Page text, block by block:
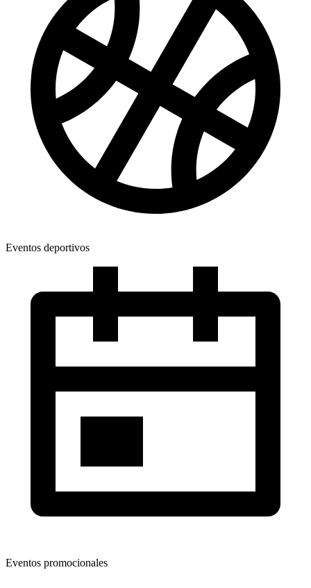
Eventos deportivos
Eventos promocionales